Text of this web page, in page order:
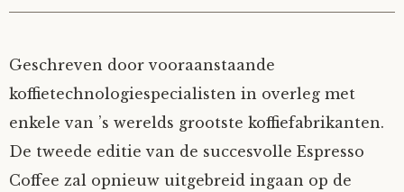
Geschreven door vooraanstaande
koffietechnologiespecialisten in overleg met
enkele van ’s werelds grootste koffiefabrikanten.
De tweede editie van de succesvolle Espresso
Coffee zal opnieuw uitgebreid ingaan op de